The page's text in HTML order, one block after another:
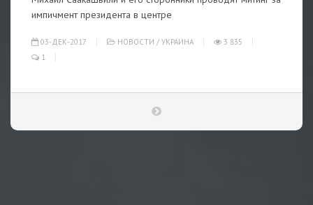
импичмент президента в центре
03-ДЕК-2017 НОВОСТИ / УКРАИНА
3 835
1